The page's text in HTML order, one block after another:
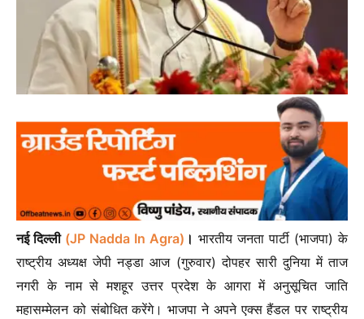
नई दिल्ली (JP Nadda In Agra) । भारतीय जनता पार्टी (भाजपा) के
राष्ट्रीय अध्यक्ष जेपी नड्डा आज (गुरुवार) दोपहर सारी दुनिया में ताज
नगरी के नाम से मशहूर उत्तर प्रदेश के आगरा में अनुसूचित जाति
महासम्मेलन को संबोधित करेंगे। भाजपा ने अपने एक्स हैंडल पर राष्ट्रीय